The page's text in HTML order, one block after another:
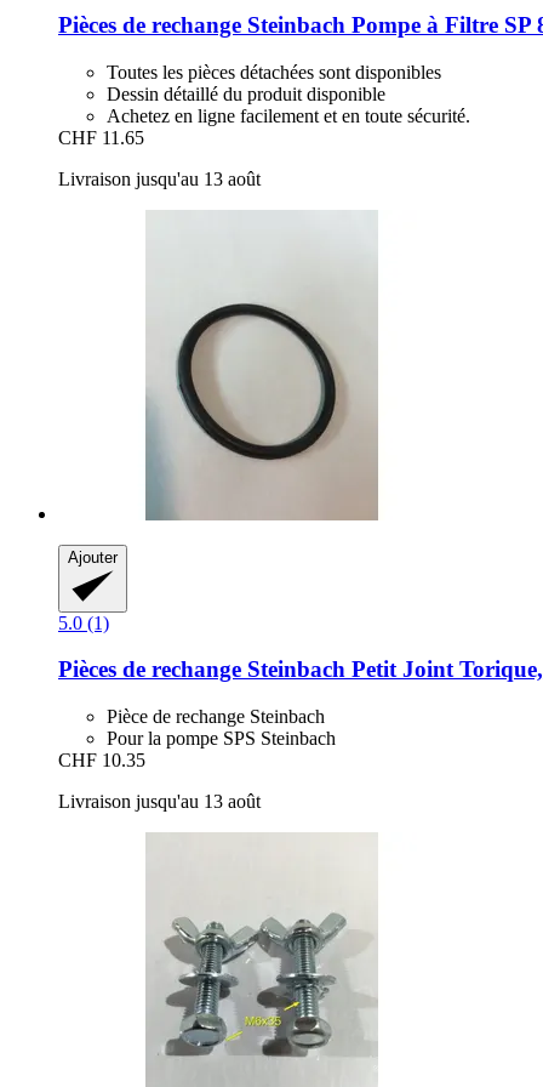
Pièces de rechange Steinbach Pompe à Filtre SP
Toutes les pièces détachées sont disponibles
Dessin détaillé du produit disponible
Achetez en ligne facilement et en toute sécurité.
CHF 11.65
Livraison jusqu'au 13 août
Ajouter
5.0 (1)
Pièces de rechange Steinbach Petit Joint
Pièce de rechange Steinbach
Pour la pompe SPS Steinbach
CHF 10.35
Livraison jusqu'au 13 août